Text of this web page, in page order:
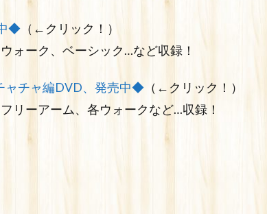
◆ （←クリック！）
ォーク、ベーシック…など収録！
ャチャ編DVD、発売中◆ （←クリック！）
リーアーム、各ウォークなど…収録！